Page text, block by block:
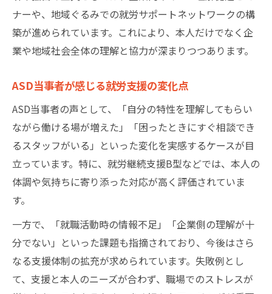
ナーや、地域ぐるみでの就労サポートネットワークの構
築が進められています。これにより、本人だけでなく企
業や地域社会全体の理解と協力が深まりつつあります。
ASD当事者が感じる就労支援の変化点
ASD当事者の声として、「自分の特性を理解してもらい
ながら働ける場が増えた」「困ったときにすぐ相談でき
るスタッフがいる」といった変化を実感するケースが目
立っています。特に、就労継続支援B型などでは、本人の
体調や気持ちに寄り添った対応が高く評価されていま
す。
一方で、「就職活動時の情報不足」「企業側の理解が十
分でない」といった課題も指摘されており、今後はさら
なる支援体制の拡充が求められています。失敗例とし
て、支援と本人のニーズが合わず、職場でのストレスが